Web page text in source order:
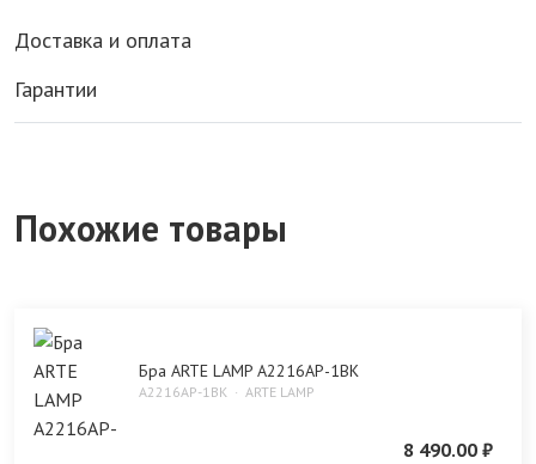
Доставка и оплата
Гарантии
Похожие товары
Бра ARTE LAMP A2216AP-1BK
A2216AP-1BK ARTE LAMP
8 490.00 ₽